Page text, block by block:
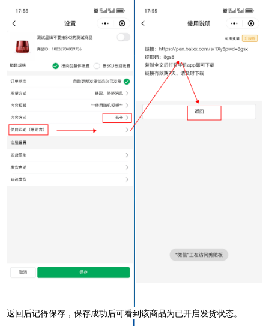
返回后记得保存，保存成功后可看到该商品为已开启发货状态。